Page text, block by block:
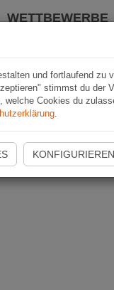
WETTBEWERBE
und fortlaufend zu
stimmst du der
welche Cookies du
.
KONFIGURIEREN